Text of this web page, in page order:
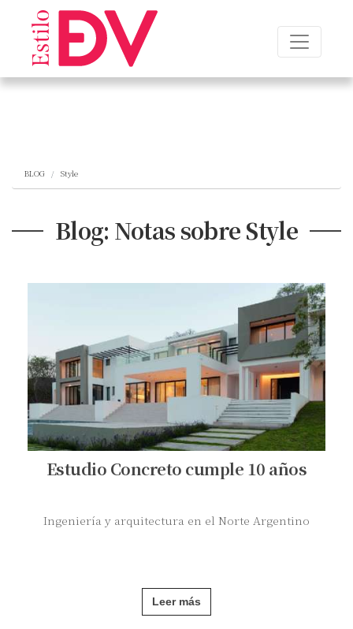
BLOG Style
Blog: Notas sobre Style
Estudio Concreto cumple 10 años
Ingeniería y arquitectura en el Norte Argentino
Leer más